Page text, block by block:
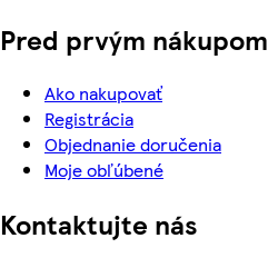
Pred prvým nákupom
Ako nakupovať
Registrácia
Objednanie doručenia
Moje obľúbené
Kontaktujte nás